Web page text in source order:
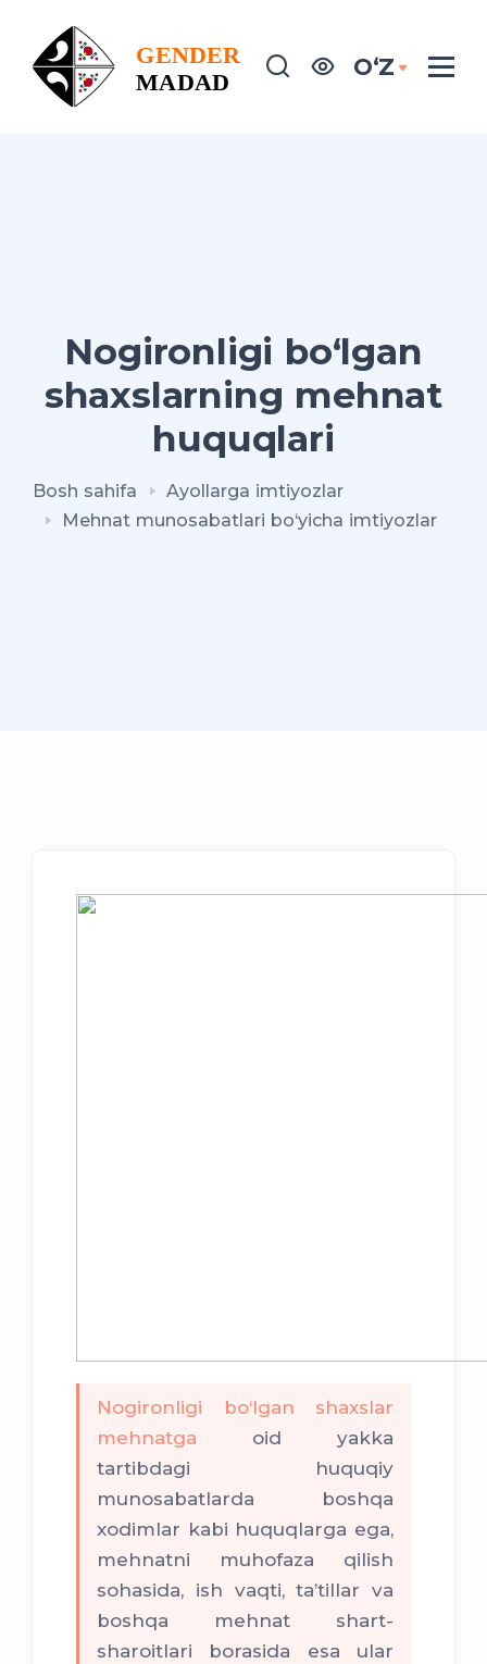
OʻZ
Nogironligi bo‘lgan
shaxslarning mehnat
huquqlari
Bosh sahifa
Ayollarga imtiyozlar
Mehnat munosabatlari bo‘yicha imtiyozlar
Nogironligi bo‘lgan shaxslar
mehnatga oid yakka
tartibdagi huquqiy
munosabatlarda boshqa
xodimlar kabi huquqlarga ega,
mehnatni muhofaza qilish
sohasida, ish vaqti, ta’tillar va
boshqa mehnat shart-
sharoitlari borasida esa ular